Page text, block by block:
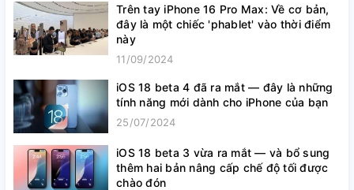
Trên tay iPhone 16 Pro Max: Về cơ bản,
đây là một chiếc 'phablet' vào thời điểm
này
11/09/2024
iOS 18 beta 4 đã ra mắt — đây là những
tính năng mới dành cho iPhone của bạn
25/07/2024
iOS 18 beta 3 vừa ra mắt — và bổ sung
thêm hai bản nâng cấp chế độ tối được
chào đón